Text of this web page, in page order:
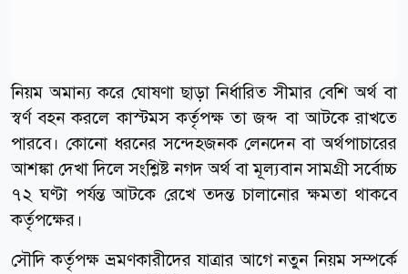
নিয়ম অমান্য করে ঘোষণা ছাড়া নির্ধারিত সীমার বেশি অর্থ বা
স্বর্ণ বহন করলে কাস্টমস কর্তৃপক্ষ তা জব্দ বা আটকে রাখতে
পারবে। কোনো ধরনের সন্দেহজনক লেনদেন বা অর্থপাচারের
আশঙ্কা দেখা দিলে সংশ্লিষ্ট নগদ অর্থ বা মূল্যবান সামগ্রী সর্বোচ্চ
৭২ ঘণ্টা পর্যন্ত আটকে রেখে তদন্ত চালানোর ক্ষমতা থাকবে
কর্তৃপক্ষের।
সৌদি কর্তৃপক্ষ ভ্রমণকারীদের যাত্রার আগে নতুন নিয়ম সম্পর্কে